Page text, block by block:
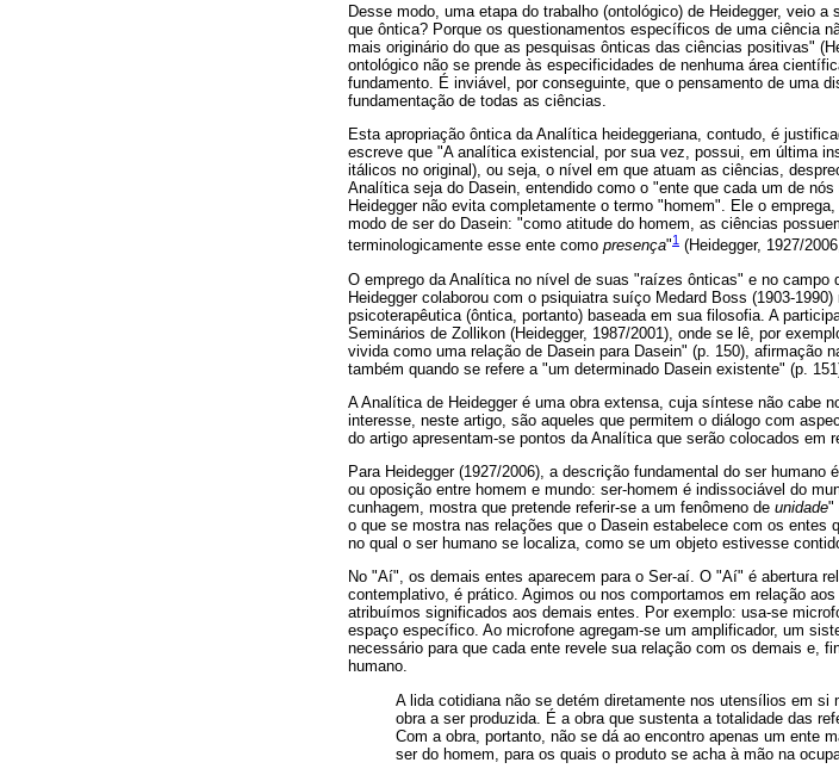
Desse modo, uma etapa do trabalho (ontológico) de Heidegger, veio
que ôntica? Porque os questionamentos específicos de uma ciência
mais originário do que as pesquisas ônticas das ciências positivas"
ontológico não se prende às especificidades de nenhuma área
fundamento. É inviável, por conseguinte, que o pensamento de uma
fundamentação de todas as ciências.
Esta apropriação ôntica da Analítica heideggeriana, contudo, é
escreve que "A analítica existencial, por sua vez, possui, em última
itálicos no original), ou seja, o nível em que atuam as ciências,
Analítica seja do Dasein, entendido como o "ente que cada um de
Heidegger não evita completamente o termo "homem". Ele o
modo de ser do Dasein: "como atitude do homem, as ciências
terminologicamente esse ente como presença"1 (Heidegger, 1927/
O emprego da Analítica no nível de suas "raízes ônticas" e no campo
Heidegger colaborou com o psiquiatra suíço Medard Boss (1903-
psicoterapêutica (ôntica, portanto) baseada em sua filosofia. A
Seminários de Zollikon (Heidegger, 1987/2001), onde se lê, por
vivida como uma relação de Dasein para Dasein" (p. 150), afirmação
também quando se refere a "um determinado Dasein existente" (p.
A Analítica de Heidegger é uma obra extensa, cuja síntese não cabe
interesse, neste artigo, são aqueles que permitem o diálogo com
do artigo apresentam-se pontos da Analítica que serão colocados em
Para Heidegger (1927/2006), a descrição fundamental do ser
ou oposição entre homem e mundo: ser-homem é indissociável do
cunhagem, mostra que pretende referir-se a um fenômeno de unidade"
o que se mostra nas relações que o Dasein estabelece com os
no qual o ser humano se localiza, como se um objeto estivesse
No "Aí", os demais entes aparecem para o Ser-aí. O "Aí" é abertura
contemplativo, é prático. Agimos ou nos comportamos em relação
atribuímos significados aos demais entes. Por exemplo: usa-se
espaço específico. Ao microfone agregam-se um amplificador, um
necessário para que cada ente revele sua relação com os demais e,
humano.
A lida cotidiana não se detém diretamente nos utensílios em
obra a ser produzida. É a obra que sustenta a totalidade das
Com a obra, portanto, não se dá ao encontro apenas um ente
ser do homem, para os quais o produto se acha à mão na